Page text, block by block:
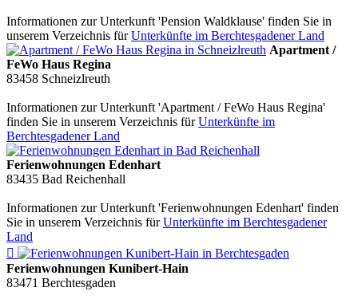
Informationen zur Unterkunft 'Pension Waldklause' finden Sie in
unserem Verzeichnis fürUnterkünfte im Berchtesgadener Land
Apartment /
FeWo Haus Regina
83458 Schneizlreuth
Informationen zur Unterkunft 'Apartment / FeWo Haus Regina'
finden Sie in unserem Verzeichnis fürUnterkünfte im
Berchtesgadener Land
Ferienwohnungen Edenhart
83435 Bad Reichenhall
Informationen zur Unterkunft 'Ferienwohnungen Edenhart' finden
Sie in unserem Verzeichnis fürUnterkünfte im Berchtesgadener
Land

Ferienwohnungen Kunibert-Hain
83471 Berchtesgaden